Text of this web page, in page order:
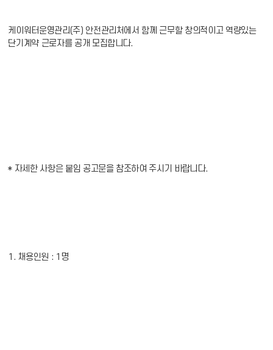
케이워터운영관리(주) 안전관리처에서 함께 근무할 창의적이고 역량있는
단기계약 근로자를 공개 모집합니다.
* 자세한 사항은 붙임 공고문을 참조하여 주시기 바랍니다.
1. 채용인원 : 1명